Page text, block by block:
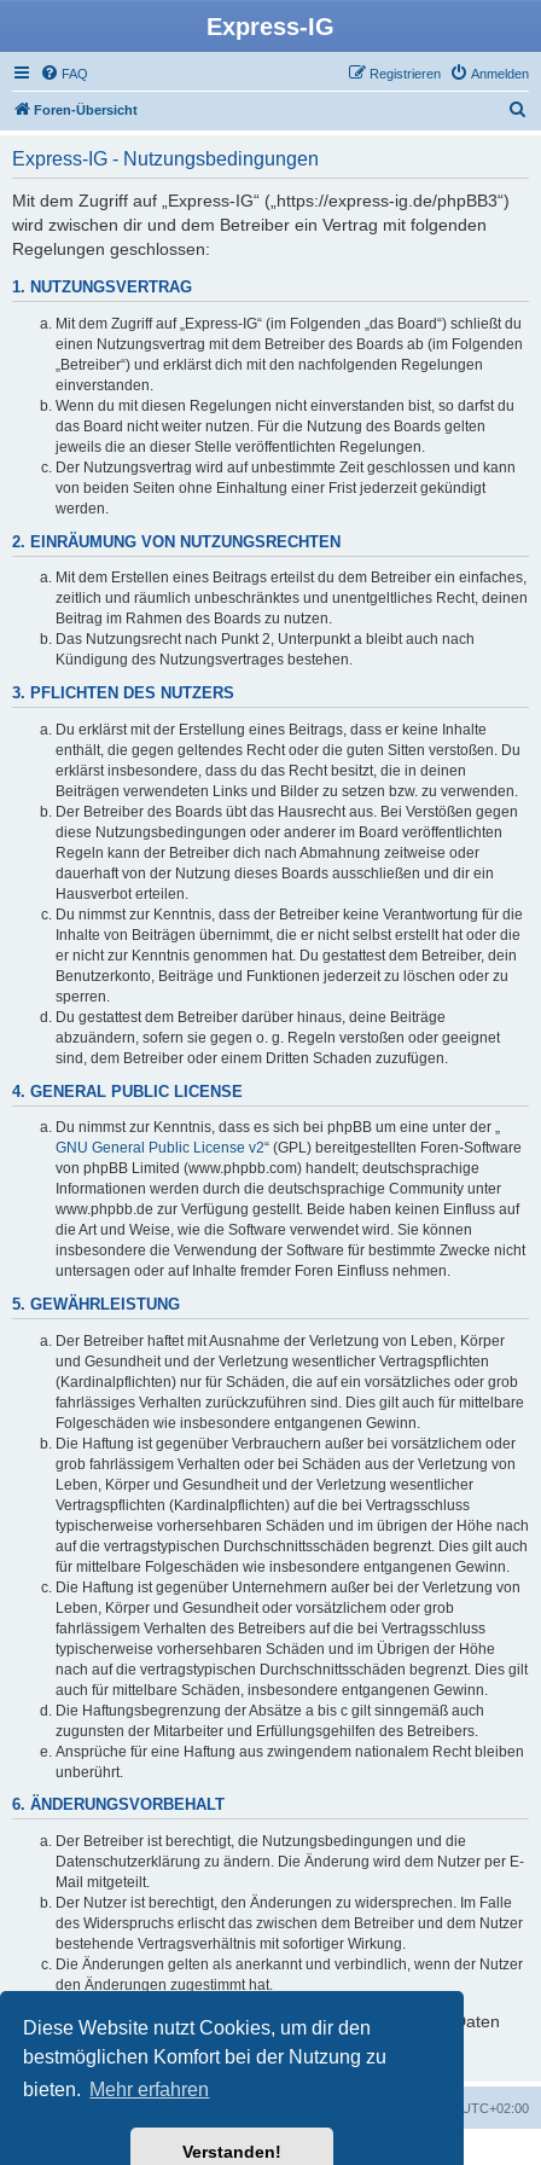
Diese Website nutzt Cookies, um dir den
bestmöglichen Komfort bei der Nutzung zu
bieten. Mehr erfahren
Verstanden!
Express-IG
FAQ Anmelden
Registrieren
Foren-Übersicht
Express-IG - Nutzungsbedingungen
Mit dem Zugriff auf „Express-IG“ („https://express-ig.de/phpBB3“)
wird zwischen dir und dem Betreiber ein Vertrag mit folgenden
Regelungen geschlossen:
1. NUTZUNGSVERTRAG
Mit dem Zugriff auf „Express-IG“ (im Folgenden „das Board“) schließt du
einen Nutzungsvertrag mit dem Betreiber des Boards ab (im Folgenden
„Betreiber“) und erklärst dich mit den nachfolgenden Regelungen
einverstanden.
Wenn du mit diesen Regelungen nicht einverstanden bist, so darfst du
das Board nicht weiter nutzen. Für die Nutzung des Boards gelten
jeweils die an dieser Stelle veröffentlichten Regelungen.
Der Nutzungsvertrag wird auf unbestimmte Zeit geschlossen und kann
von beiden Seiten ohne Einhaltung einer Frist jederzeit gekündigt
werden.
2. EINRÄUMUNG VON NUTZUNGSRECHTEN
Mit dem Erstellen eines Beitrags erteilst du dem Betreiber ein einfaches,
zeitlich und räumlich unbeschränktes und unentgeltliches Recht, deinen
Beitrag im Rahmen des Boards zu nutzen.
Das Nutzungsrecht nach Punkt 2, Unterpunkt a bleibt auch nach
Kündigung des Nutzungsvertrages bestehen.
3. PFLICHTEN DES NUTZERS
Du erklärst mit der Erstellung eines Beitrags, dass er keine Inhalte
enthält, die gegen geltendes Recht oder die guten Sitten verstoßen. Du
erklärst insbesondere, dass du das Recht besitzt, die in deinen
Beiträgen verwendeten Links und Bilder zu setzen bzw. zu verwenden.
Der Betreiber des Boards übt das Hausrecht aus. Bei Verstößen gegen
diese Nutzungsbedingungen oder anderer im Board veröffentlichten
Regeln kann der Betreiber dich nach Abmahnung zeitweise oder
dauerhaft von der Nutzung dieses Boards ausschließen und dir ein
Hausverbot erteilen.
Du nimmst zur Kenntnis, dass der Betreiber keine Verantwortung für die
Inhalte von Beiträgen übernimmt, die er nicht selbst erstellt hat oder die
er nicht zur Kenntnis genommen hat. Du gestattest dem Betreiber, dein
Benutzerkonto, Beiträge und Funktionen jederzeit zu löschen oder zu
sperren.
Du gestattest dem Betreiber darüber hinaus, deine Beiträge
abzuändern, sofern sie gegen o. g. Regeln verstoßen oder geeignet
sind, dem Betreiber oder einem Dritten Schaden zuzufügen.
4. GENERAL PUBLIC LICENSE
Du nimmst zur Kenntnis, dass es sich bei phpBB um eine unter der „
GNU General Public License v2“ (GPL) bereitgestellten Foren-Software
von phpBB Limited (www.phpbb.com) handelt; deutschsprachige
Informationen werden durch die deutschsprachige Community unter
www.phpbb.de zur Verfügung gestellt. Beide haben keinen Einfluss auf
die Art und Weise, wie die Software verwendet wird. Sie können
insbesondere die Verwendung der Software für bestimmte Zwecke nicht
untersagen oder auf Inhalte fremder Foren Einfluss nehmen.
5. GEWÄHRLEISTUNG
Der Betreiber haftet mit Ausnahme der Verletzung von Leben, Körper
und Gesundheit und der Verletzung wesentlicher Vertragspflichten
(Kardinalpflichten) nur für Schäden, die auf ein vorsätzliches oder grob
fahrlässiges Verhalten zurückzuführen sind. Dies gilt auch für mittelbare
Folgeschäden wie insbesondere entgangenen Gewinn.
Die Haftung ist gegenüber Verbrauchern außer bei vorsätzlichem oder
grob fahrlässigem Verhalten oder bei Schäden aus der Verletzung von
Leben, Körper und Gesundheit und der Verletzung wesentlicher
Vertragspflichten (Kardinalpflichten) auf die bei Vertragsschluss
typischerweise vorhersehbaren Schäden und im übrigen der Höhe nach
auf die vertragstypischen Durchschnittsschäden begrenzt. Dies gilt auch
für mittelbare Folgeschäden wie insbesondere entgangenen Gewinn.
Die Haftung ist gegenüber Unternehmern außer bei der Verletzung von
Leben, Körper und Gesundheit oder vorsätzlichem oder grob
fahrlässigem Verhalten des Betreibers auf die bei Vertragsschluss
typischerweise vorhersehbaren Schäden und im Übrigen der Höhe
nach auf die vertragstypischen Durchschnittsschäden begrenzt. Dies gilt
auch für mittelbare Schäden, insbesondere entgangenen Gewinn.
Die Haftungsbegrenzung der Absätze a bis c gilt sinngemäß auch
zugunsten der Mitarbeiter und Erfüllungsgehilfen des Betreibers.
Ansprüche für eine Haftung aus zwingendem nationalem Recht bleiben
unberührt.
6. ÄNDERUNGSVORBEHALT
Der Betreiber ist berechtigt, die Nutzungsbedingungen und die
Datenschutzerklärung zu ändern. Die Änderung wird dem Nutzer per E-
Mail mitgeteilt.
Der Nutzer ist berechtigt, den Änderungen zu widersprechen. Im Falle
des Widerspruchs erlischt das zwischen dem Betreiber und dem Nutzer
bestehende Vertragsverhältnis mit sofortiger Wirkung.
Die Änderungen gelten als anerkannt und verbindlich, wenn der Nutzer
den Änderungen zugestimmt hat.
Informationen über den Umgang mit deinen persönlichen Daten
sind in der Datenschutzerklärung enthalten.
UTC+02:00
Powered byphpBB® Forum Software © phpBB Limited